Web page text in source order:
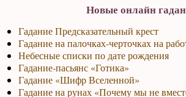
Новые онлайн
Гадание Предсказательный крест
Гадание на палочках-черточках на
Небесные списки по дате рождения
Гадание-пасьянс «Готика»
Гадание «Шифр Вселенной»
Гадание на рунах «Почему мы не